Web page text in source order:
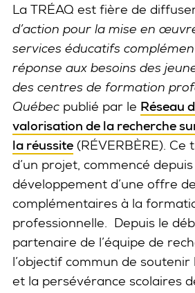
La TRÉAQ est fière de
d’action pour la mise en
services éducatifs
réponse aux besoins des
des centres de formation
Québec publié par le Réseau
valorisation de la recherche
la réussite (RÉVERBÈRE).
d’un projet, commencé
développement d’une offre
complémentaires à la
professionnelle. Depuis le
partenaire de l’équipe de
l’objectif commun de soutenir
et la persévérance scolaires